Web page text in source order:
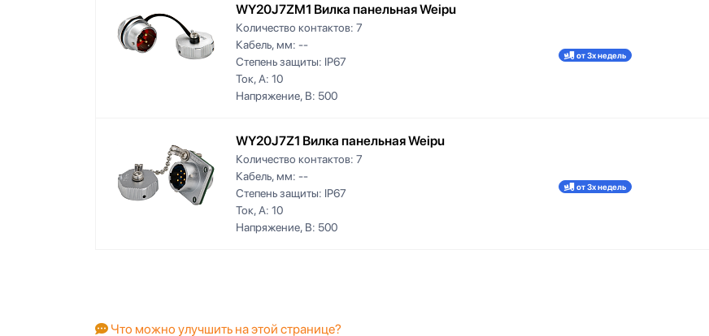
WY20J7ZM1 Вилка панельная Weipu
Количество контактов: 7
Кабель, мм: --
Степень защиты: IP67
Ток, А: 10
Напряжение, В: 500
от 3х недель
WY20J7Z1 Вилка панельная Weipu
Количество контактов: 7
Кабель, мм: --
Степень защиты: IP67
Ток, А: 10
Напряжение, В: 500
от 3х недель
Что можно улучшить на этой странице?